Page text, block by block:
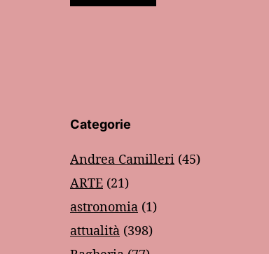
Categorie
Andrea Camilleri (45)
ARTE (21)
astronomia (1)
attualità (398)